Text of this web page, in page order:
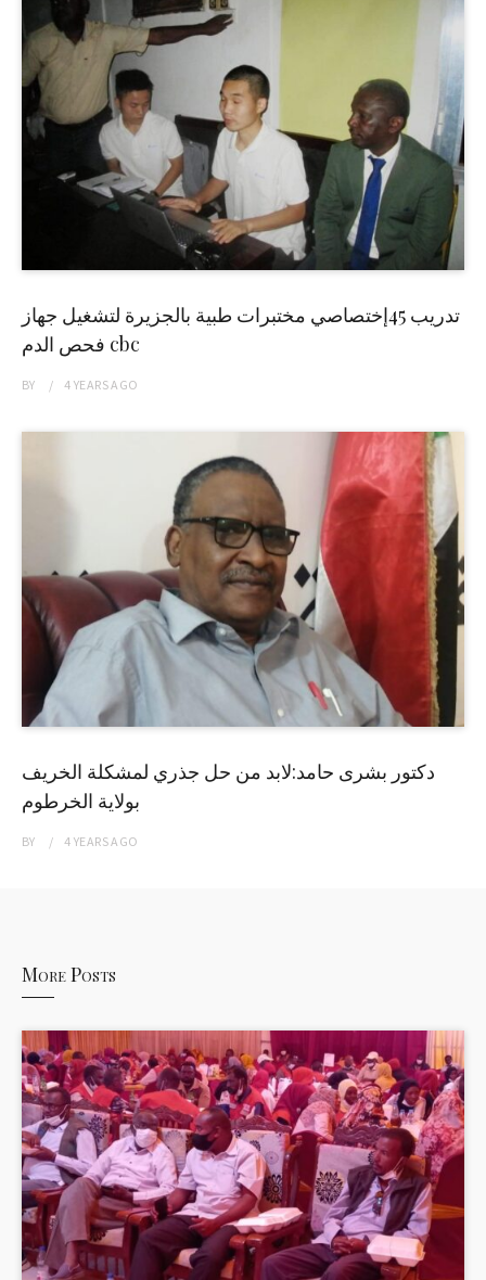
تدريب 45إختصاصي مختبرات طبية بالجزيرة لتشغيل جهاز
فحص الدم cbc
BY 4 YEARSAGO
دكتور بشرى حامد:لابد من حل جذري لمشكلة الخريف
بولاية الخرطوم
BY 4 YEARSAGO
More Posts